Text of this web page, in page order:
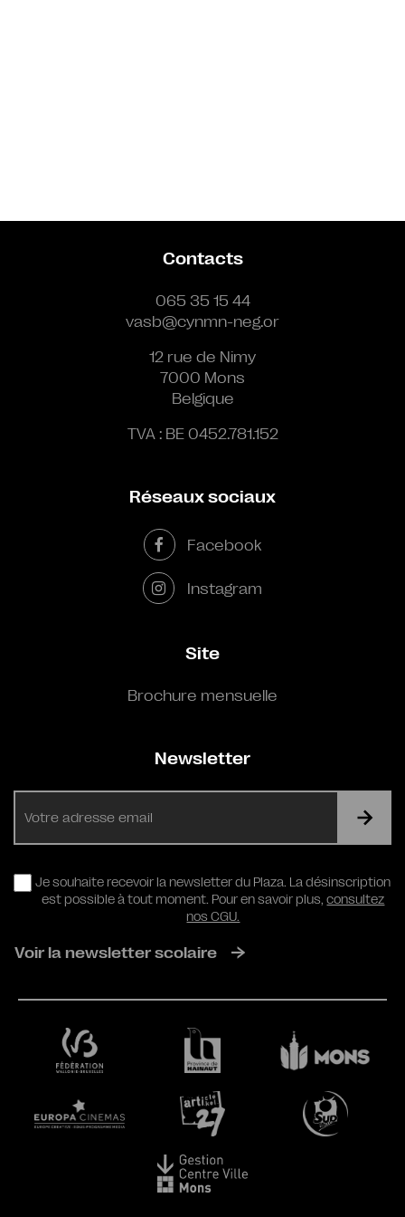
Contacts
065 35 15 44
vasb@cynmn-neg.or
12 rue de Nimy
7000 Mons
Belgique
TVA : BE 0452.781.152
Réseaux sociaux
Facebook
Instagram
Site
Brochure mensuelle
Newsletter
RGPD
Je souhaite recevoir la newsletter du Plaza. La désinscription
est possible à tout moment. Pour en savoir plus,consultez
nos CGU.
Voir la newsletter scolaire